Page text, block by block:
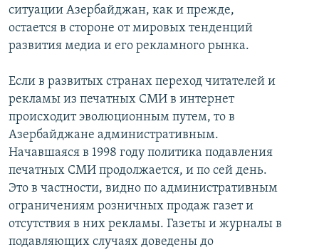
ситуации Азербайджан, как и прежде,
остается в стороне от мировых тенденций
развития медиа и его рекламного рынка.
Если в развитых странах переход читателей и
рекламы из печатных СМИ в интернет
происходит эволюционным путем, то в
Азербайджане административным.
Начавшаяся в 1998 году политика подавления
печатных СМИ продолжается, и по сей день.
Это в частности, видно по административным
ограничениям розничных продаж газет и
отсутствия в них рекламы. Газеты и журналы в
подавляющих случаях доведены до